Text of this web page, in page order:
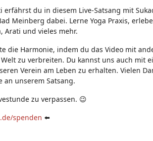
du in diesem Live-Satsang mit
Meinberg dabei. Lerne Yoga Praxis, erlebe
Arati und vieles mehr.
die Harmonie, indem du das Video mit
zu verbreiten. Du kannst uns auch mit
Verein am Leben zu erhalten. Vielen
unserem Satsang.
zu verpassen. 😉
spenden ⬅️